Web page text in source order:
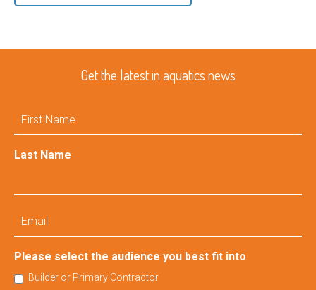
Get the latest in aquatics news
Name
Last Name
Please select the audience you best fit into
Builder or Primary Contractor